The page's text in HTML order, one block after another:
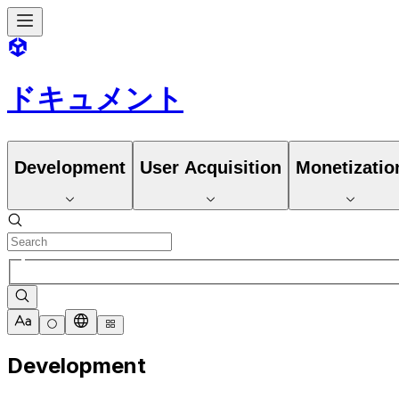
ドキュメント
Development User Acquisition
Development